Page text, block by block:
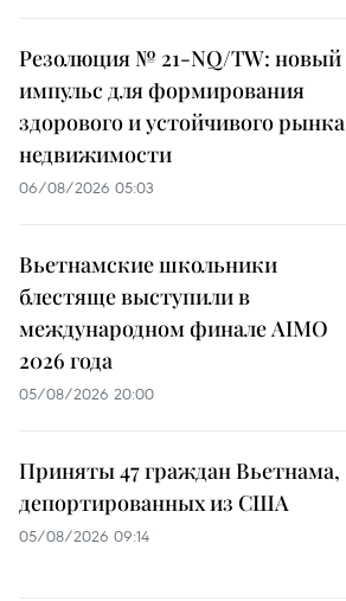
Резолюция № 21-NQ/TW: новый
импульс для формирования
здорового и устойчивого рынка
недвижимости
06/08/2026 05:03
Вьетнамские школьники
блестяще выступили в
международном финале AIMO
2026 года
05/08/2026 20:00
Приняты 47 граждан Вьетнама,
депортированных из США
05/08/2026 09:14